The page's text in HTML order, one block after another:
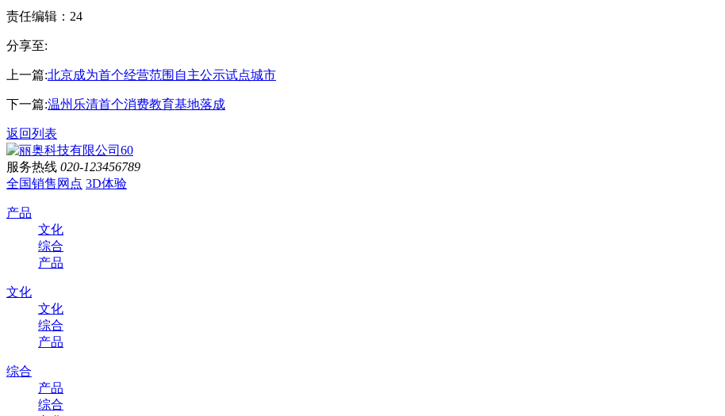
责任编辑：24
分享至:
上一篇:北京成为首个经营范围自主公示试点城市
下一篇:温州乐清首个消费教育基地落成
返回列表
服务热线 020-123456789
全国销售网点 3D体验
产品
文化
综合
产品
文化
文化
综合
产品
综合
产品
综合